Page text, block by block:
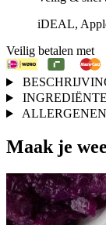
iDEAL,
Veilig betalen met
ALLERGENEN
Maak je